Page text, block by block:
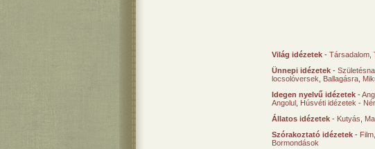
Világ idézetek - Társadalom
Ünnepi idézetek -
locsolóversek
Ballagásra
Idegen nyelvű idézetek -
Angolul Húsvéti idézetek -
Állatos idézetek - Kutyás
Szórakoztató idézetek - Film
Bormondások